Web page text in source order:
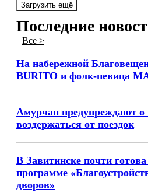
Загрузить ещё
Последние
Все >
На набережной
BURITO и фолк-певица
Амурчан предупреждают о
воздержаться от поездок
В Завитинске почти
программе
дворов»